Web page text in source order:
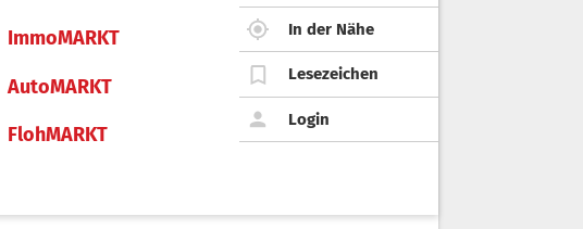
ImmoMARKT
AutoMARKT
FlohMARKT
In der Nähe
Lesezeichen
Login